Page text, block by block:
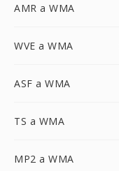
AMR a WMA
WVE a WMA
ASF a WMA
TS a WMA
MP2 a WMA